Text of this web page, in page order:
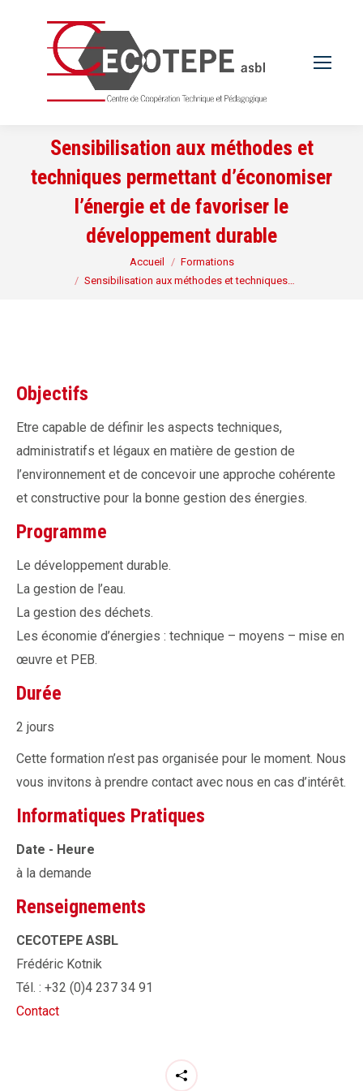
Sensibilisation aux méthodes et
techniques permettant d’économiser
l’énergie et de favoriser le
développement durable
Accueil
Formations
Sensibilisation aux méthodes et techniques…
Objectifs
Etre capable de définir les aspects techniques,
administratifs et légaux en matière de gestion de
l’environnement et de concevoir une approche cohérente
et constructive pour la bonne gestion des énergies.
Programme
Le développement durable.
La gestion de l’eau.
La gestion des déchets.
Les économie d’énergies : technique – moyens – mise en
œuvre et PEB.
Durée
2 jours
Cette formation n’est pas organisée pour le moment. Nous
vous invitons à prendre contact avec nous en cas d’intérêt.
Informatiques Pratiques
Date - Heure
à la demande
Renseignements
CECOTEPE ASBL
Frédéric Kotnik
Tél. : +32 (0)4 237 34 91
Contact